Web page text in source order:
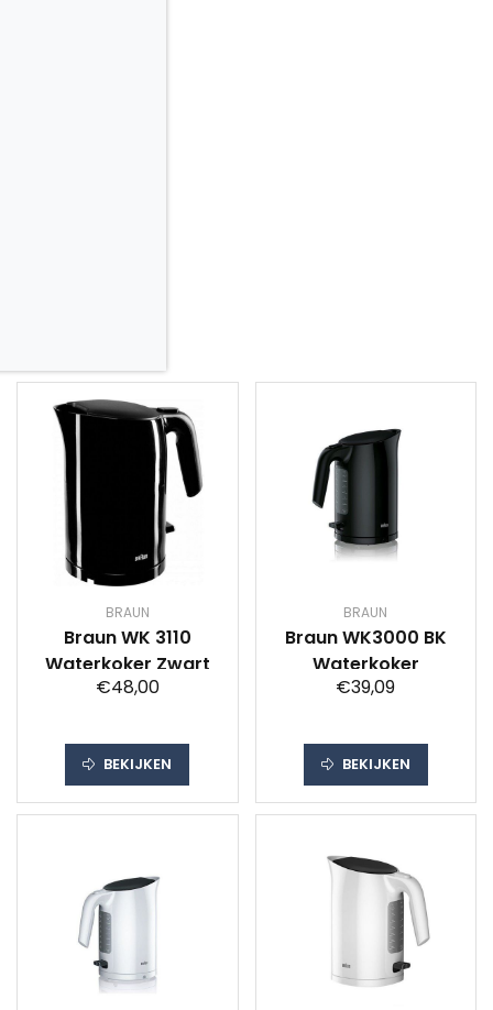
BRAUN
Braun WK 3110
Waterkoker Zwart
€48,00
BEKIJKEN
BRAUN
Braun WK3000 BK
Waterkoker
€39,09
BEKIJKEN